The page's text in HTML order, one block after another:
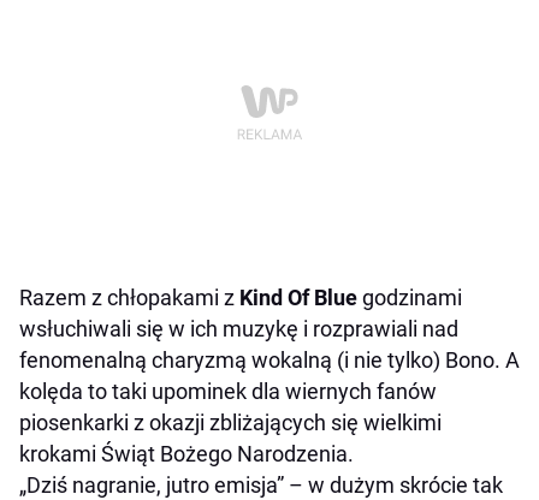
Razem z chłopakami z Kind Of Bluegodzinami
wsłuchiwali się w ich muzykę i rozprawiali nad
fenomenalną charyzmą wokalną (i nie tylko) Bono. A
kolęda to taki upominek dla wiernych fanów
piosenkarki z okazji zbliżających się wielkimi
krokami Świąt Bożego Narodzenia.
„Dziś nagranie, jutro emisja” – w dużym skrócie tak